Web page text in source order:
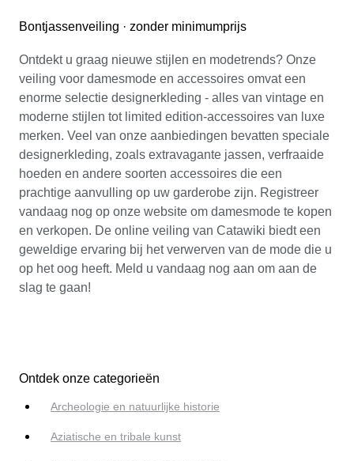
Bontjassenveiling · zonder minimumprijs
Ontdekt u graag nieuwe stijlen en modetrends? Onze
veiling voor damesmode en accessoires omvat een
enorme selectie designerkleding - alles van vintage en
moderne stijlen tot limited edition-accessoires van luxe
merken. Veel van onze aanbiedingen bevatten speciale
designerkleding, zoals extravagante jassen, verfraaide
hoeden en andere soorten accessoires die een
prachtige aanvulling op uw garderobe zijn. Registreer
vandaag nog op onze website om damesmode te kopen
en verkopen. De online veiling van Catawiki biedt een
geweldige ervaring bij het verwerven van de mode die u
op het oog heeft. Meld u vandaag nog aan om aan de
slag te gaan!
Ontdek onze categorieën
Archeologie en natuurlijke historie
Aziatische en tribale kunst